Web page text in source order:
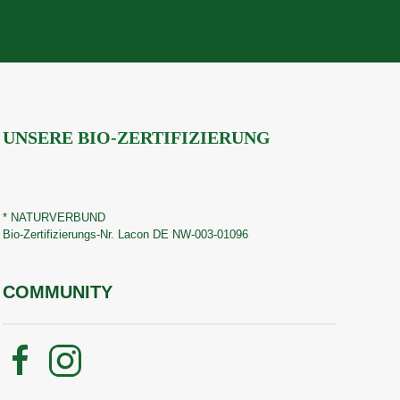
UNSERE BIO-ZERTIFIZIERUNG
* NATURVERBUND
Bio-Zertifizierungs-Nr. Lacon DE NW-003-01096
COMMUNITY